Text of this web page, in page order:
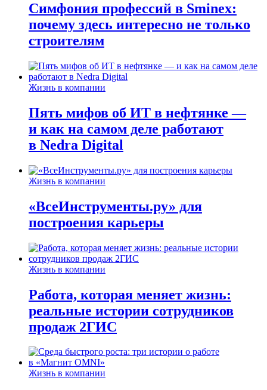
Симфония профессий в Sminex:
почему здесь интересно не только
строителям
Жизнь в компании
Пять мифов об ИТ в нефтянке —
и как на самом деле работают
в Nedra Digital
Жизнь в компании
«ВсеИнструменты.ру» для
построения карьеры
Жизнь в компании
Работа, которая меняет жизнь:
реальные истории сотрудников
продаж 2ГИС
Жизнь в компании